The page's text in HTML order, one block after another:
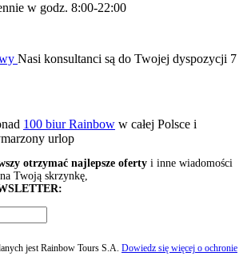
w godz. 8:00-22:00
Nasi konsultanci są do Twojej dyspozycji 7
100 biur Rainbow w całej Polsce i
urlop
otrzymać najlepsze oferty i inne wiadomości
Twoją skrzynkę,
jest Rainbow Tours S.A. Dowiedz się więcej o ochronie